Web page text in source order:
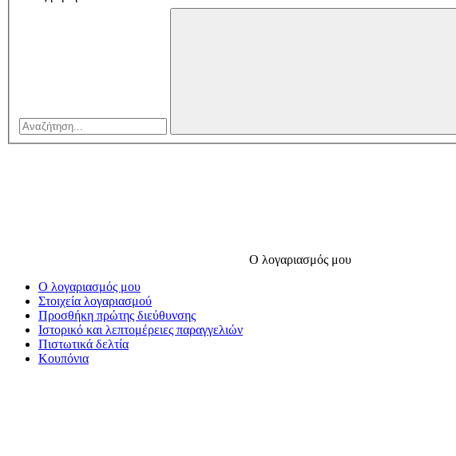
Ο λογαριασμός μου
Ο λογαριασμός μου
Στοιχεία λογαριασμού
Προσθήκη πρώτης διεύθυνσης
Ιστορικό και λεπτομέρειες παραγγελιών
Πιστωτικά δελτία
Κουπόνια